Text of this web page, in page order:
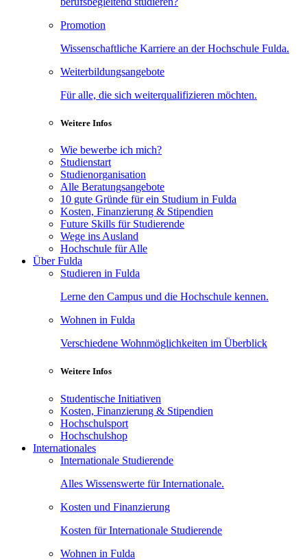
Promotion
Wissenschaftliche Karriere an der Hochschule Fulda.
Weiterbildungsangebote
Für alle, die sich weiterqualifizieren möchten.
Weitere Infos
Wie bewerbe ich mich?
Studienstart
Studienorganisation
Alle Beratungsangebote
10 gute Gründe für ein Studium in Fulda
Kosten, Finanzierung & Stipendien
Future Skills für Studierende
Wege ins Ausland
Hochschule für Alle
Über Fulda
Studieren in Fulda
Lerne den Campus und die Hochschule kennen.
Wohnen in Fulda
Verschiedene Wohnmöglichkeiten im Überblick
Weitere Infos
Studentische Initiativen
Kosten, Finanzierung & Stipendien
Hochschulsport
Hochschulshop
Internationales
Internationale Studierende
Alles Wissenswerte für Internationale.
Kosten und Finanzierung
Kosten für Internationale Studierende
Wohnen in Fulda